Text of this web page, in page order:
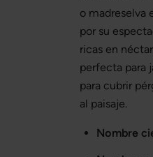
o madreselva
por su
ricas en
perfecta para
para cubrir
al paisaje.
Nombre